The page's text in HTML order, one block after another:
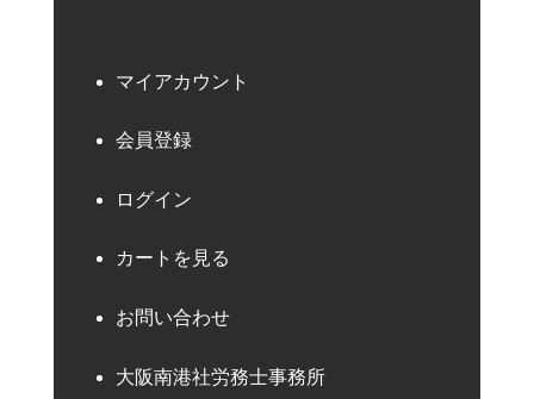
マイアカウント
会員登録
ログイン
カートを見る
お問い合わせ
大阪南港社労務士事務所